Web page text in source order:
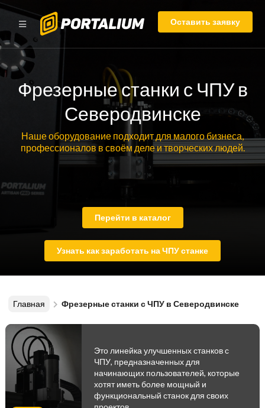
Оставить заявку
Фрезерные станки с ЧПУ в
Северодвинске
Наше оборудование подходит для малого бизнеса,
профессионалов в своём деле и творческих людей.
Перейти в каталог
Узнать как заработать на ЧПУ станке
Главная Фрезерные станки с ЧПУ в Северодвинске
Это линейка улучшенных станков с
ЧПУ, предназначенных для
начинающих пользователей, которые
хотят иметь более мощный и
функциональный станок для своих
проектов.